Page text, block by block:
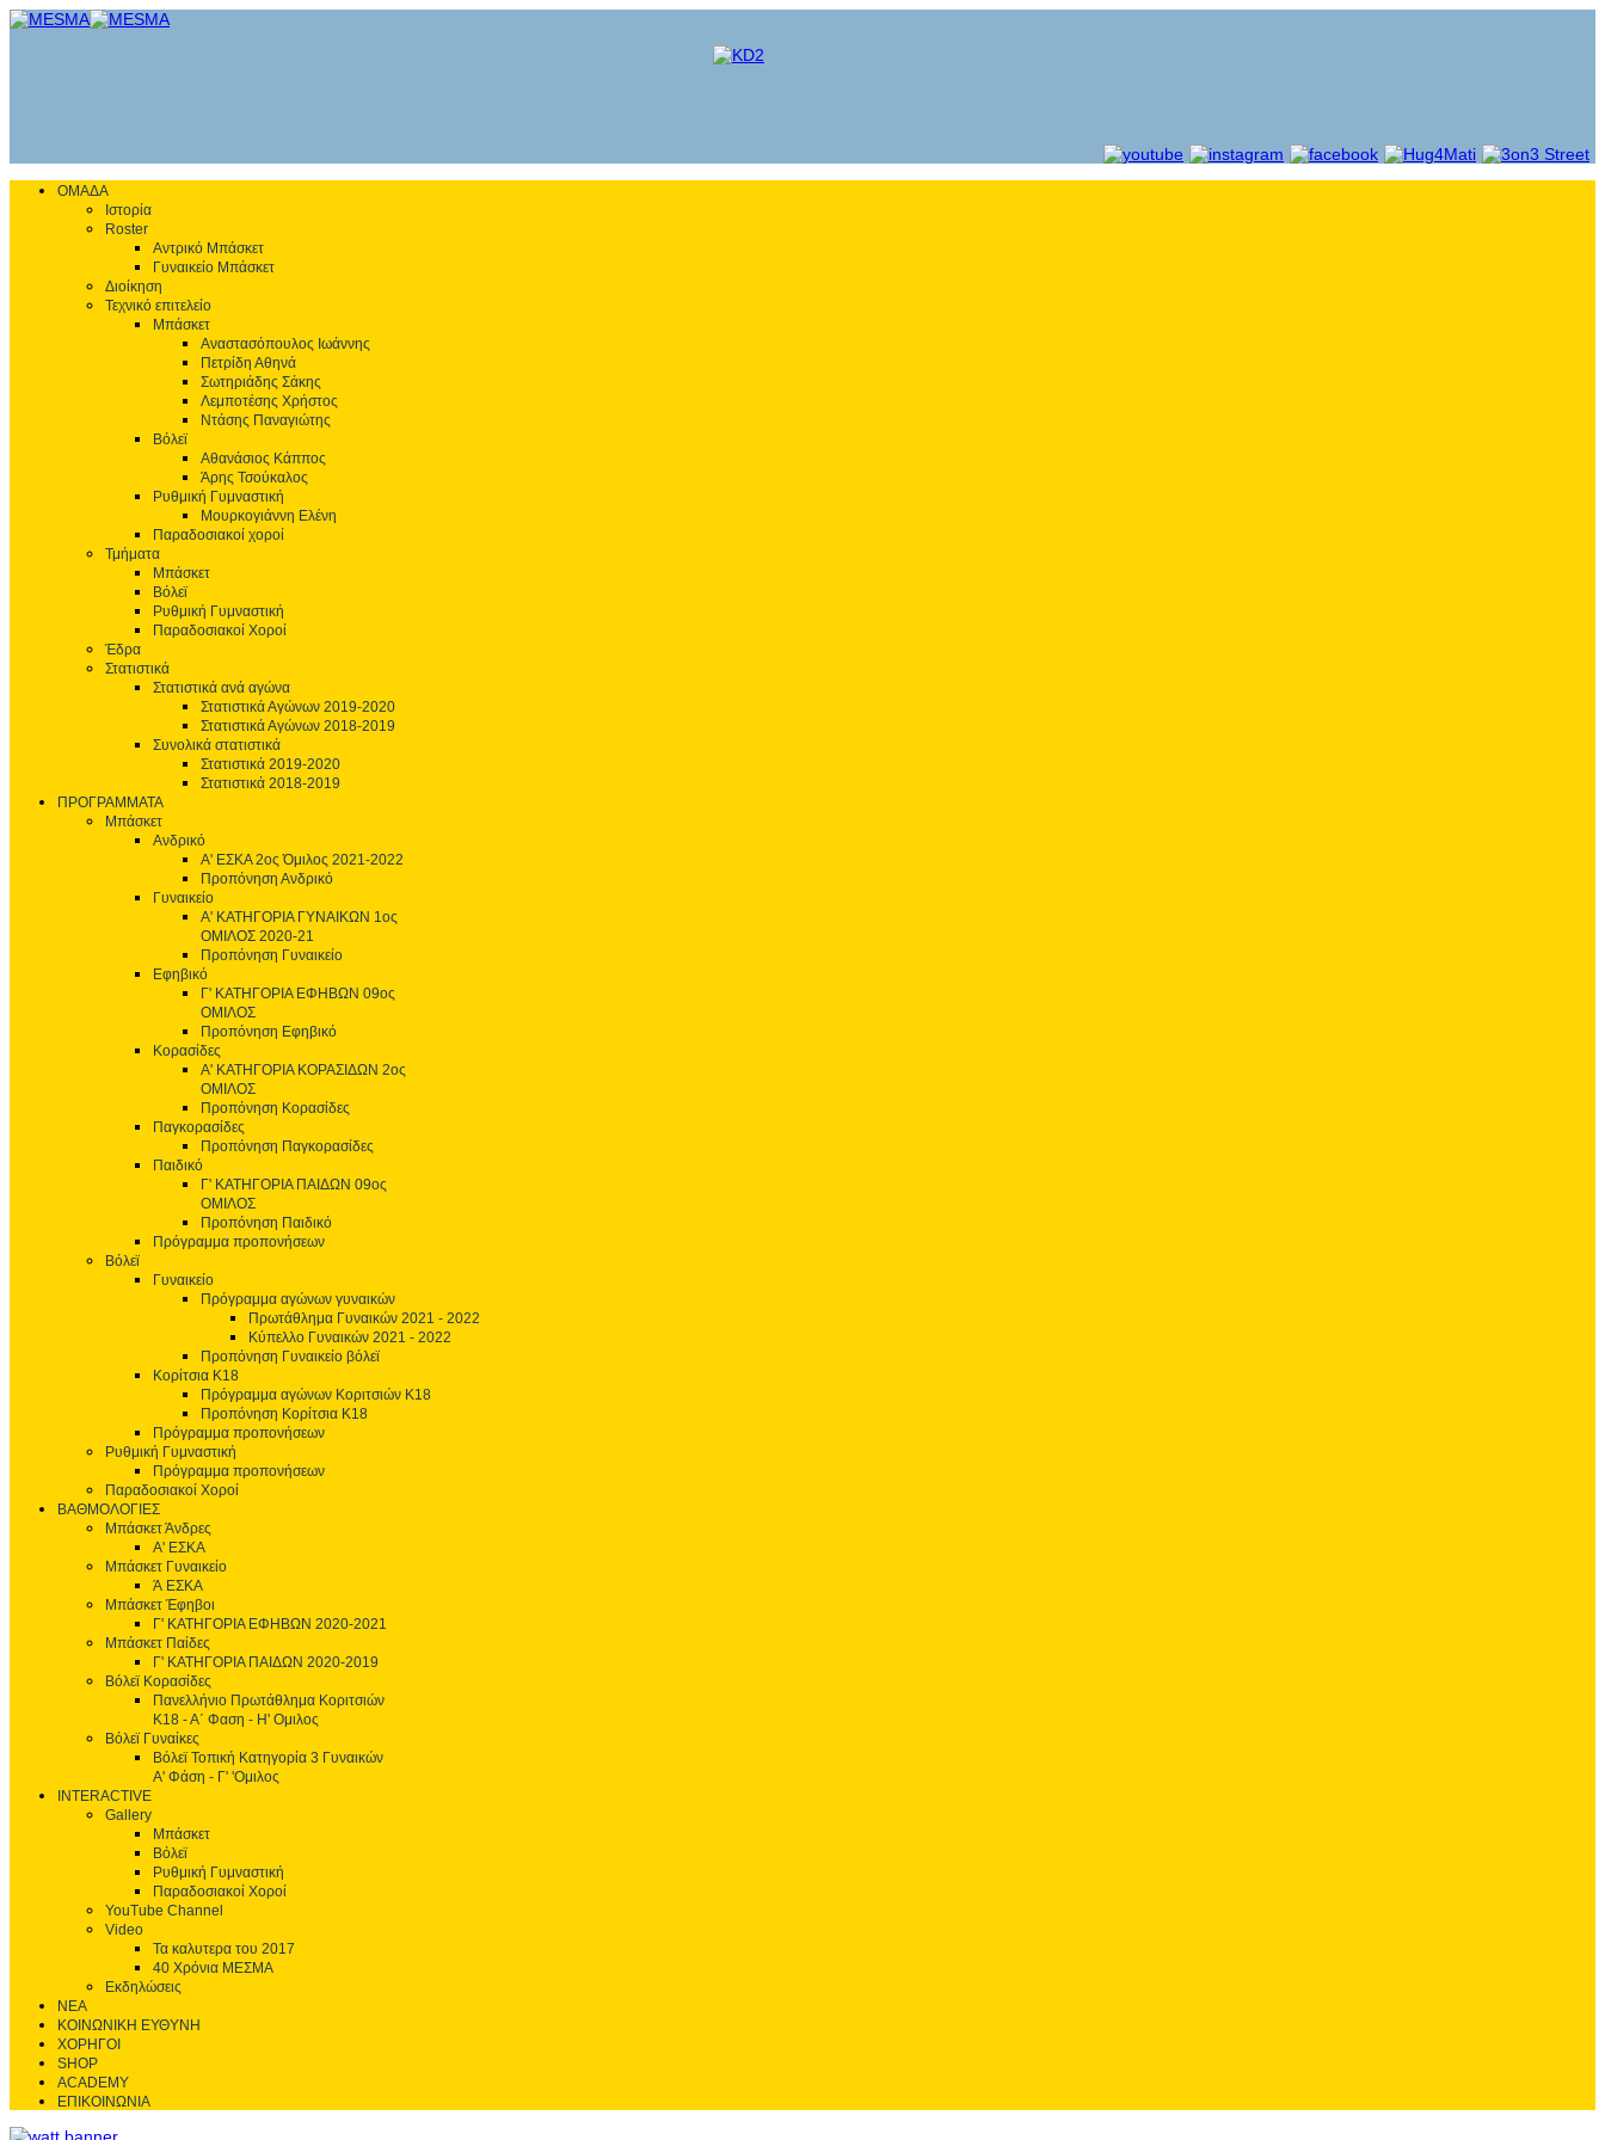
ΟΜΑΔΑ
Ιστορία
Roster
Αντρικό Μπάσκετ
Γυναικείο Μπάσκετ
Διοίκηση
Τεχνικό επιτελείο
Μπάσκετ
Αναστασόπουλος Ιωάννης
Πετρίδη Αθηνά
Σωτηριάδης Σάκης
Λεμποτέσης Χρήστος
Ντάσης Παναγιώτης
Βόλεϊ
Αθανάσιος Κάππος
Άρης Τσούκαλος
Ρυθμική Γυμναστική
Μουρκογιάννη Ελένη
Παραδοσιακοί χοροί
Τμήματα
Μπάσκετ
Βόλεϊ
Ρυθμική Γυμναστική
Παραδοσιακοί Χοροί
Έδρα
Στατιστικά
Στατιστικά ανά αγώνα
Στατιστικά Αγώνων 2019-2020
Στατιστικά Αγώνων 2018-2019
Συνολικά στατιστικά
Στατιστικά 2019-2020
Στατιστικά 2018-2019
ΠΡΟΓΡΑΜΜΑΤΑ
Μπάσκετ
Ανδρικό
Α' ΕΣΚΑ 2ος Όμιλος 2021-2022
Προπόνηση Ανδρικό
Γυναικείο
Α' ΚΑΤΗΓΟΡΙΑ ΓΥΝΑΙΚΩΝ 1ος
ΟΜΙΛΟΣ 2020-21
Προπόνηση Γυναικείο
Εφηβικό
Γ' ΚΑΤΗΓΟΡΙΑ ΕΦΗΒΩΝ 09ος
ΟΜΙΛΟΣ
Προπόνηση Εφηβικό
Κορασίδες
Α' ΚΑΤΗΓΟΡΙΑ ΚΟΡΑΣΙΔΩΝ 2ος
ΟΜΙΛΟΣ
Προπόνηση Κορασίδες
Παγκορασίδες
Προπόνηση Παγκορασίδες
Παιδικό
Γ' ΚΑΤΗΓΟΡΙΑ ΠΑΙΔΩΝ 09ος
ΟΜΙΛΟΣ
Προπόνηση Παιδικό
Πρόγραμμα προπονήσεων
Βόλεϊ
Γυναικείο
Πρόγραμμα αγώνων γυναικών
Πρωτάθλημα Γυναικών 2021 - 2022
Κύπελλο Γυναικών 2021 - 2022
Προπόνηση Γυναικείο βόλεϊ
Κορίτσια Κ18
Πρόγραμμα αγώνων Κοριτσιών Κ18
Προπόνηση Κορίτσια Κ18
Πρόγραμμα προπονήσεων
Ρυθμική Γυμναστική
Πρόγραμμα προπονήσεων
Παραδοσιακοί Χοροί
ΒΑΘΜΟΛΟΓΙΕΣ
Μπάσκετ Άνδρες
Α' ΕΣΚΑ
Μπάσκετ Γυναικείο
Ά ΕΣΚΑ
Μπάσκετ Έφηβοι
Γ' ΚΑΤΗΓΟΡΙΑ ΕΦΗΒΩΝ 2020-2021
Μπάσκετ Παίδες
Γ' ΚΑΤΗΓΟΡΙΑ ΠΑΙΔΩΝ 2020-2019
Βόλεϊ Κορασίδες
Πανελλήνιο Πρωτάθλημα Κοριτσιών
Κ18 - Α΄ Φαση - H' Ομιλος
Βόλεϊ Γυναίκες
Βόλεϊ Τοπική Κατηγορία 3 Γυναικών
Α' Φάση - Γ' 'Ομιλος
INTERACTIVE
Gallery
Μπάσκετ
Βόλεϊ
Ρυθμική Γυμναστική
Παραδοσιακοί Χοροί
YouTube Channel
Video
Τα καλυτερα του 2017
40 Χρόνια ΜΕΣΜΑ
Εκδηλώσεις
ΝΕΑ
ΚΟΙΝΩΝΙΚΗ ΕΥΘΥΝΗ
ΧΟΡΗΓΟΙ
SHOP
ACADEMY
ΕΠΙΚΟΙΝΩΝΙΑ